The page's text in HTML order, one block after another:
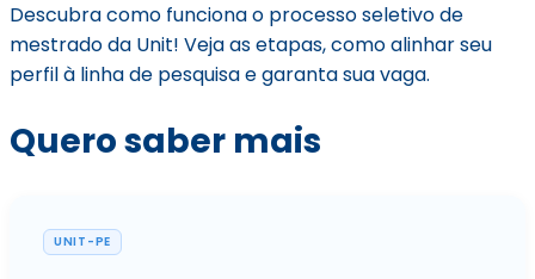
Descubra como funciona o processo seletivo de
mestrado da Unit! Veja as etapas, como alinhar seu
perfil à linha de pesquisa e garanta sua vaga.
Quero saber mais
UNIT-PE